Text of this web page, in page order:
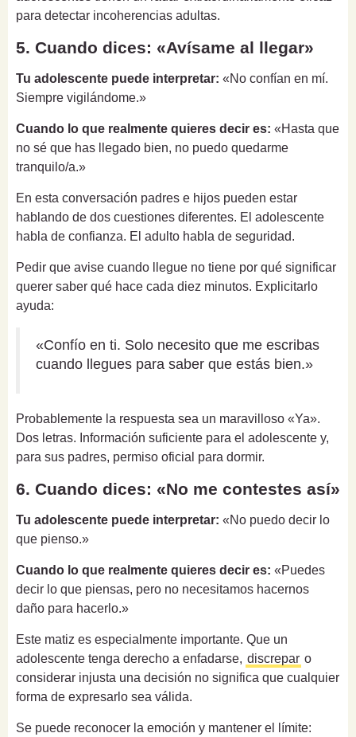
para detectar incoherencias adultas.
5. Cuando dices: «Avísame al llegar»
Tu adolescente puede interpretar: «No confían en mí.
Siempre vigilándome.»
Cuando lo que realmente quieres decir es: «Hasta que
no sé que has llegado bien, no puedo quedarme
tranquilo/a.»
En esta conversación padres e hijos pueden estar
hablando de dos cuestiones diferentes. El adolescente
habla de confianza. El adulto habla de seguridad.
Pedir que avise cuando llegue no tiene por qué significar
querer saber qué hace cada diez minutos. Explicitarlo
ayuda:
«Confío en ti. Solo necesito que me escribas
cuando llegues para saber que estás bien.»
Probablemente la respuesta sea un maravilloso «Ya».
Dos letras. Información suficiente para el adolescente y,
para sus padres, permiso oficial para dormir.
6. Cuando dices: «No me contestes así»
Tu adolescente puede interpretar: «No puedo decir lo
que pienso.»
Cuando lo que realmente quieres decir es: «Puedes
decir lo que piensas, pero no necesitamos hacernos
daño para hacerlo.»
Este matiz es especialmente importante. Que un
adolescente tenga derecho a enfadarse, discrepar o
considerar injusta una decisión no significa que cualquier
forma de expresarlo sea válida.
Se puede reconocer la emoción y mantener el límite: